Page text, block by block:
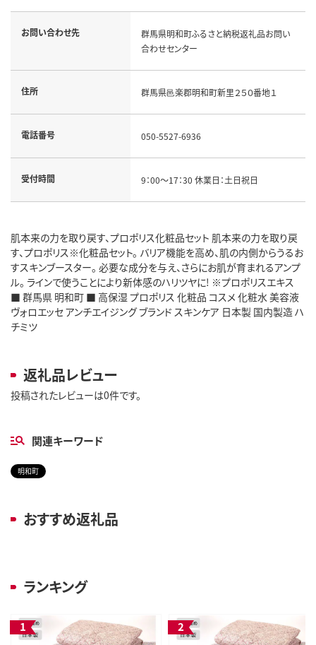
お問い合わせ先
群馬県明和町ふるさと納税返礼品お問い
合わせセンター
住所 群馬県邑楽郡明和町新里２５０番地１
電話番号 050-5527-6936
受付時間 9：00～17：30 休業日：土日祝日
肌本来の力を取り戻す、プロポリス化粧品セット 肌本来の力を取り戻
す、プロポリス※化粧品セット。 バリア機能を高め、肌の内側からうるお
すスキンブースター。 必要な成分を与え、さらにお肌が育まれるアンプ
ル。 ラインで使うことにより新体感のハリツヤに! ※プロポリスエキス
■ 群馬県 明和町 ■ 高保湿 プロポリス 化粧品 コスメ 化粧水 美容液
ヴォロエッセ アンチエイジング ブランド スキンケア 日本製 国内製造 ハ
チミツ
返礼品レビュー
投稿されたレビューは0件です。
関連キーワード
明和町
おすすめ返礼品
ランキング